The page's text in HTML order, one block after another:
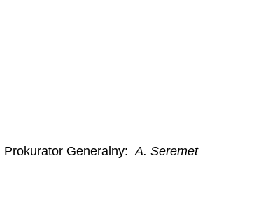
Prokurator Generalny: A. Seremet